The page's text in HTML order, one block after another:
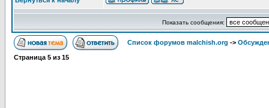
Показать сообщения:
Список форумов malchish.org ->
Страница 5 из 15